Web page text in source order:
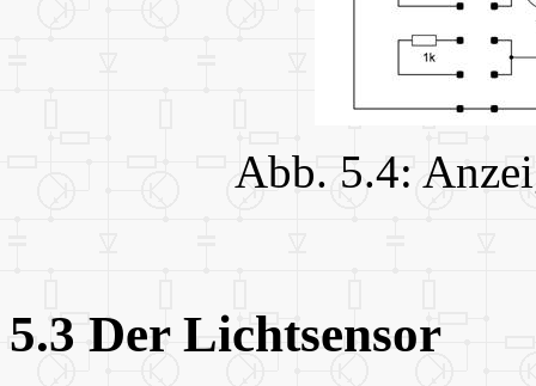
Abb. 5.4:
5.3 Der Lichtsensor